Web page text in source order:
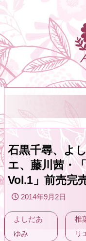
石黒千尋、よ
エ、藤川茜・
Vol.1」前売完
2014年9月2日
よしだあ
ゆみ
椎
リ